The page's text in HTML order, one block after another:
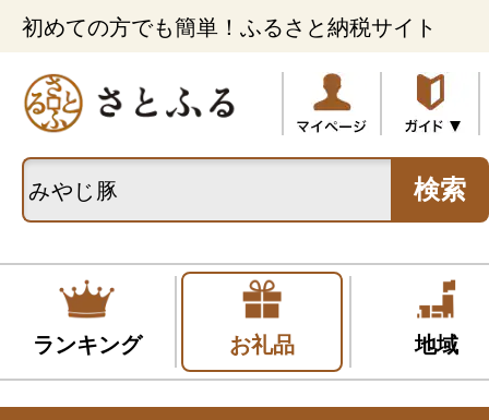
初めての方でも簡単！ふるさと納税サイト
検索
ランキング お礼品 地域